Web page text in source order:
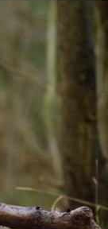
R
Z
P
A
X
I